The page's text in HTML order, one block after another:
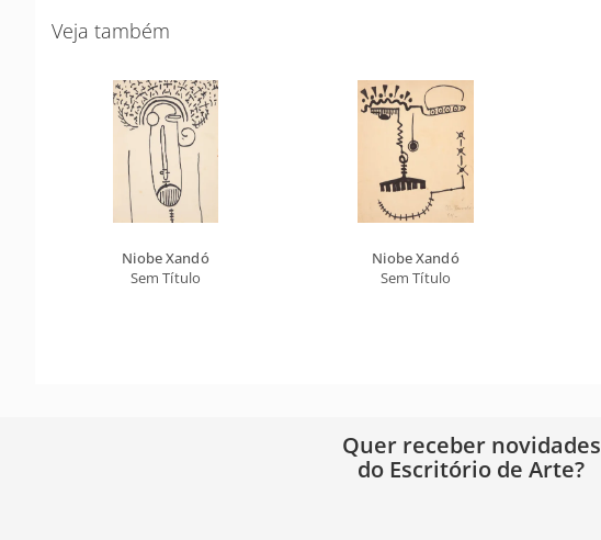
Veja também
Niobe Xandó
Sem Título
Niobe Xandó
Sem Título
Quer receber novidades
do Escritório de Arte?